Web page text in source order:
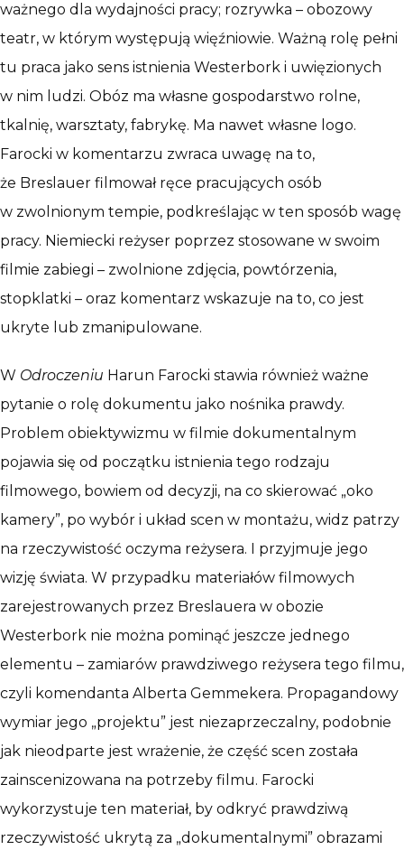
ważnego dla wydajności pracy; rozrywka – obozowy
teatr, w którym występują więźniowie. Ważną rolę pełni
tu praca jako sens istnienia Westerbork i uwięzionych
w nim ludzi. Obóz ma własne gospodarstwo rolne,
tkalnię, warsztaty, fabrykę. Ma nawet własne logo.
Farocki w komentarzu zwraca uwagę na to,
że Breslauer filmował ręce pracujących osób
w zwolnionym tempie, podkreślając w ten sposób wagę
pracy. Niemiecki reżyser poprzez stosowane w swoim
filmie zabiegi – zwolnione zdjęcia, powtórzenia,
stopklatki – oraz komentarz wskazuje na to, co jest
ukryte lub zmanipulowane.
W Odroczeniu Harun Farocki stawia również ważne
pytanie o rolę dokumentu jako nośnika prawdy.
Problem obiektywizmu w filmie dokumentalnym
pojawia się od początku istnienia tego rodzaju
filmowego, bowiem od decyzji, na co skierować „oko
kamery”, po wybór i układ scen w montażu, widz patrzy
na rzeczywistość oczyma reżysera. I przyjmuje jego
wizję świata. W przypadku materiałów filmowych
zarejestrowanych przez Breslauera w obozie
Westerbork nie można pominąć jeszcze jednego
elementu – zamiarów prawdziwego reżysera tego filmu,
czyli komendanta Alberta Gemmekera. Propagandowy
wymiar jego „projektu” jest niezaprzeczalny, podobnie
jak nieodparte jest wrażenie, że część scen została
zainscenizowana na potrzeby filmu. Farocki
wykorzystuje ten materiał, by odkryć prawdziwą
rzeczywistość ukrytą za „dokumentalnymi” obrazami